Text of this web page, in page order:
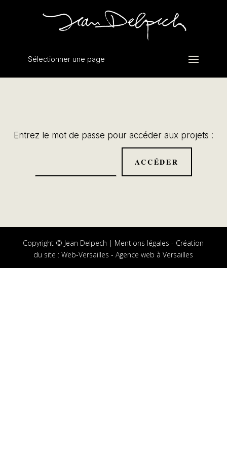
Sélectionner une page
Entrez le mot de passe pour accéder aux projets :
Copyright © Jean Delpech | Mentions légales - Création
du site :Web-Versailles - Agence web à Versailles